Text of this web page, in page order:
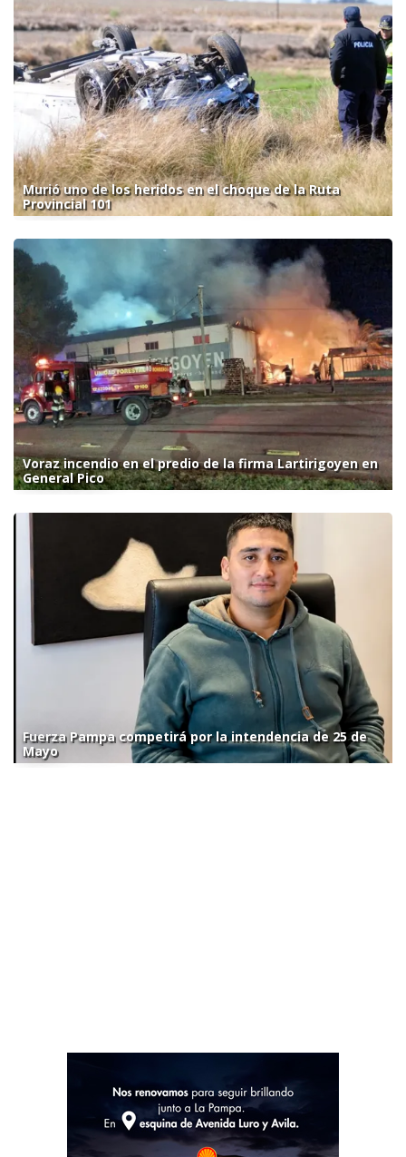
Murió uno de los heridos en el choque de la Ruta
Provincial 101
Voraz incendio en el predio de la firma Lartirigoyen en
General Pico
Fuerza Pampa competirá por la intendencia de 25 de
Mayo